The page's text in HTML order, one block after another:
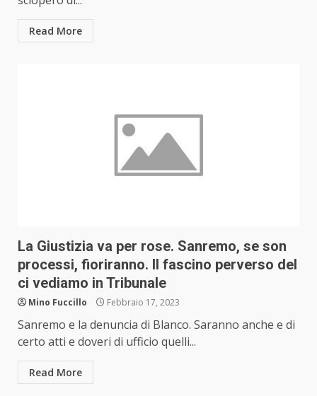
Read More
La Giustizia va per rose. Sanremo, se son
processi, fioriranno. Il fascino perverso del
ci vediamo in Tribunale
Mino Fuccillo Febbraio 17, 2023
Sanremo e la denuncia di Blanco. Saranno anche e di
certo atti e doveri di ufficio quelli...
Read More